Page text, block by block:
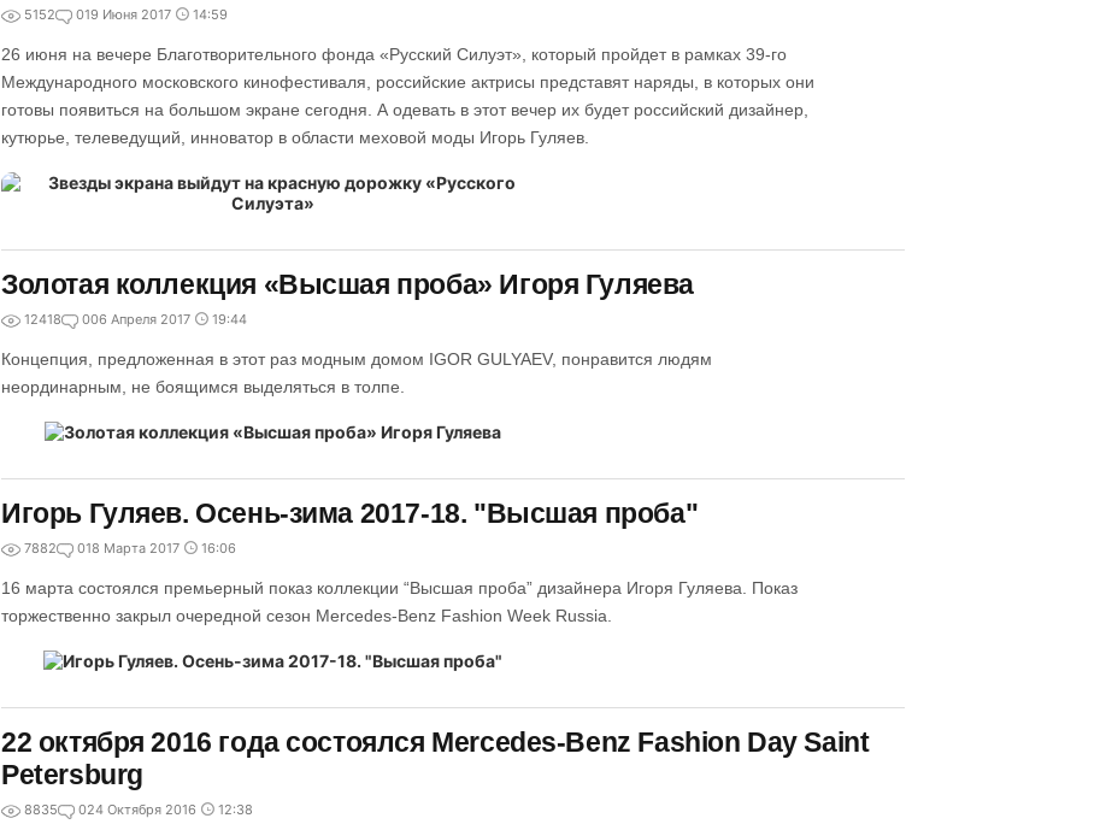
5152 019 Июня 2017 14:59
26 июня на вечере Благотворительного фонда «Русский Силуэт», который пройдет в рамках 39-го
Международного московского кинофестиваля, российские актрисы представят наряды, в которых они
готовы появиться на большом экране сегодня. А одевать в этот вечер их будет российский дизайнер,
кутюрье, телеведущий, инноватор в области меховой моды Игорь Гуляев.
Золотая коллекция «Высшая проба» Игоря Гуляева
12418 006 Апреля 2017 19:44
Концепция, предложенная в этот раз модным домом IGOR GULYAEV, понравится людям
неординарным, не боящимся выделяться в толпе.
Игорь Гуляев. Осень-зима 2017-18. "Высшая проба"
7882 018 Марта 2017 16:06
16 марта состоялся премьерный показ коллекции “Высшая проба” дизайнера Игоря Гуляева. Показ
торжественно закрыл очередной сезон Mercedes-Benz Fashion Week Russia.
22 октября 2016 года состоялся Mercedes-Benz Fashion Day Saint
Petersburg
8835 024 Октября 2016 12:38